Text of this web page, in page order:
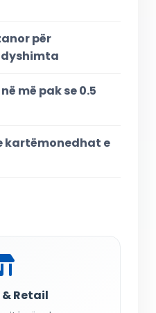
për
më pak se 0.5
kartëmonedhat e
Retail